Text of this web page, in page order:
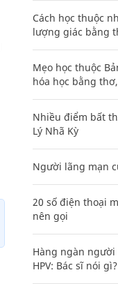
Cách học thuộc
lượng giác bằng
Mẹo học thuộc
hóa học bằng
Nhiều điểm bất
Lý Nhã Kỳ
Người lãng mạn
20 số điện thoại
nên gọi
Hàng ngàn người
HPV: Bác sĩ nói gì?